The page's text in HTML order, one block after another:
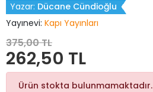
Yazar: Dücane Cündioğlu
Yayınevi: Kapı Yayınları
375,00 TL
262,50 TL
Ürün stokta bulunmamaktadır.